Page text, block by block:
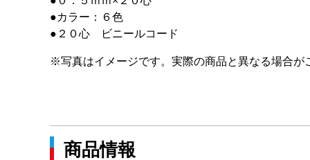
●カラー：６色
●２０心 ビニールコード
※写真はイメージです。実際の商品と異なる場合が
商品情報